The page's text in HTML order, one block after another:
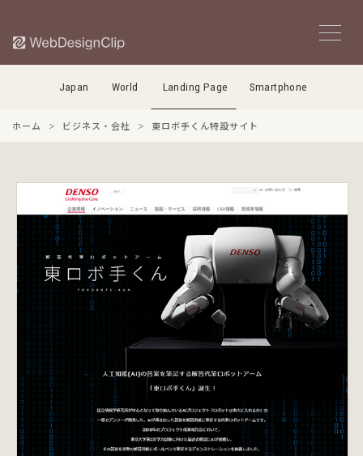
Japan World Landing Page Smartphone
ホーム ビジネス・会社 東ロボ手くん特設サイト